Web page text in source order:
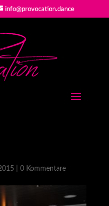
info@provocation.dance
0 Kommentare